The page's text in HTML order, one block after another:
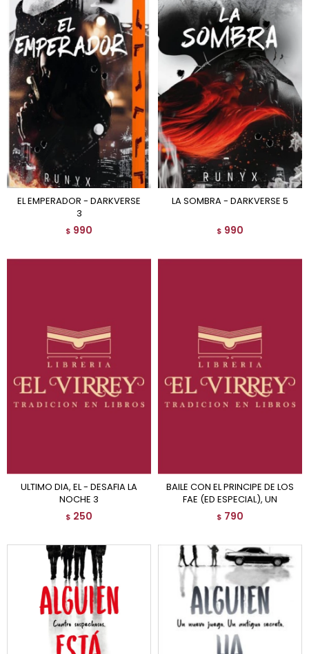
EL EMPERADOR - DARKVERSE
3
$ 990
LA SOMBRA - DARKVERSE 5
$ 990
ULTIMO DIA, EL - DESAFIA LA
NOCHE 3
$ 250
BAILE CON EL PRINCIPE DE LOS
FAE (ED ESPECIAL), UN
$ 790